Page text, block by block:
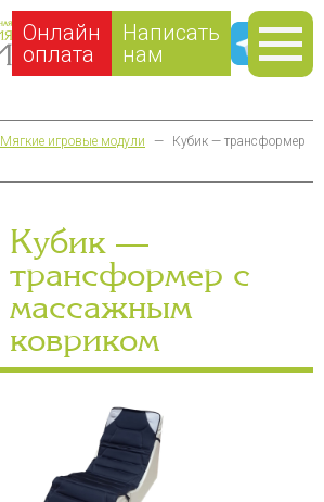
Онлайн
оплата
Написать
нам
Мягкие игровые модули —
Кубик — трансформер
Кубик —
трансформер с
массажным
ковриком